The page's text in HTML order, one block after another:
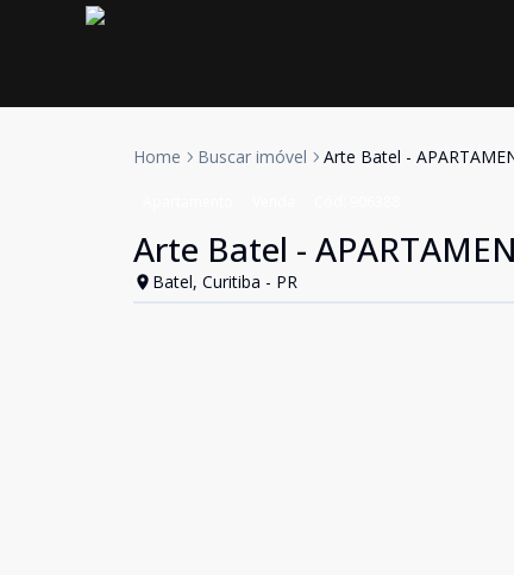
Home Buscar imóvel Arte Batel -
Arte Batel -
Batel, Curitiba - PR